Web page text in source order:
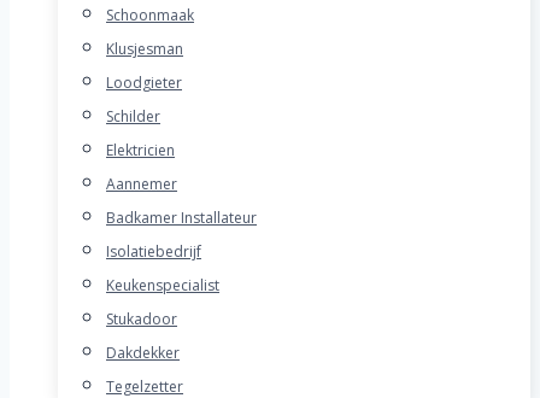
Schoonmaak
Klusjesman
Loodgieter
Schilder
Elektricien
Aannemer
Badkamer Installateur
Isolatiebedrijf
Keukenspecialist
Stukadoor
Dakdekker
Tegelzetter